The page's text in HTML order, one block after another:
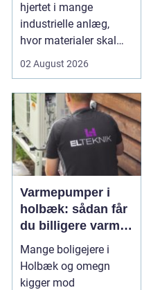
hjertet i mange
industrielle anlæg,
hvor materialer skal
flyttes, doseres eller ...
02 August 2026
Varmepumper i
holbæk: sådan får
du billigere varme
og bedre
indeklima
Mange boligejere i
Holbæk og omegn
kigger mod